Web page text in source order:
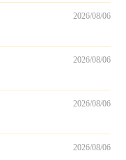
2026/08/06
2026/08/06
2026/08/06
2026/08/06